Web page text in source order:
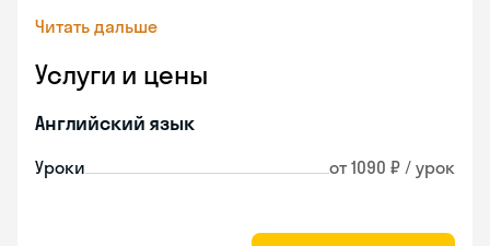
Читать дальше
Услуги и цены
Английский язык
Уроки от 1090 ₽ / урок